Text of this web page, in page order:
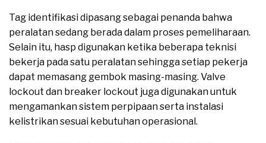
Tag identifikasi dipasang sebagai penanda bahwa
peralatan sedang berada dalam proses pemeliharaan.
Selain itu, hasp digunakan ketika beberapa teknisi
bekerja pada satu peralatan sehingga setiap pekerja
dapat memasang gembok masing-masing. Valve
lockout dan breaker lockout juga digunakan untuk
mengamankan sistem perpipaan serta instalasi
kelistrikan sesuai kebutuhan operasional.